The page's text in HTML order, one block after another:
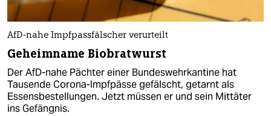
AfD-nahe Impfpassfälscher verurteilt
Geheimname Biobratwurst
Der AfD-nahe Pächter einer Bundeswehrkantine hat
Tausende Corona-Impfpässe gefälscht, getarnt als
Essensbestellungen. Jetzt müssen er und sein Mittäter
ins Gefängnis.